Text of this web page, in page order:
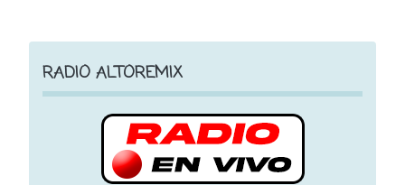
RADIO ALTOREMIX